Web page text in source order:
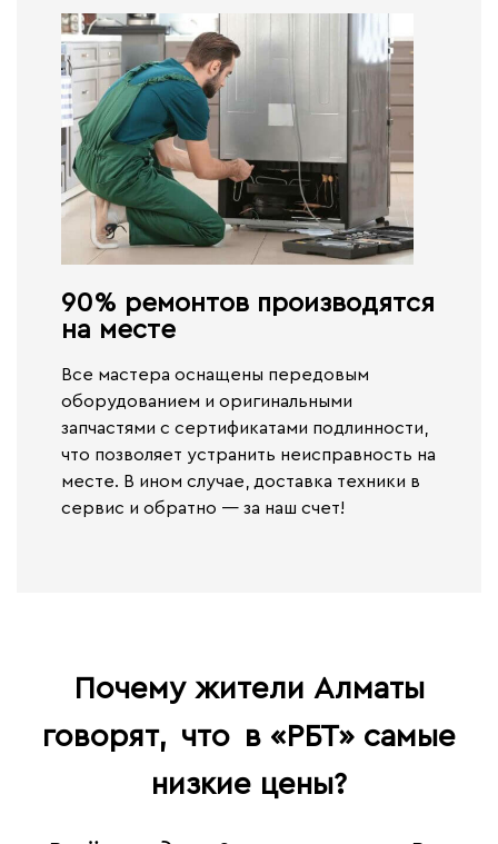
90% ремонтов производятся
на месте​
Все мастера оснащены передовым
оборудованием и оригинальными
запчастями с сертификатами подлинности,
что позволяет устранить неисправность на
месте. В ином случае, доставка техники в
сервис и обратно — за наш счет!
Почему жители Алматы
говорят, что в «РБТ» самые
низкие цены?